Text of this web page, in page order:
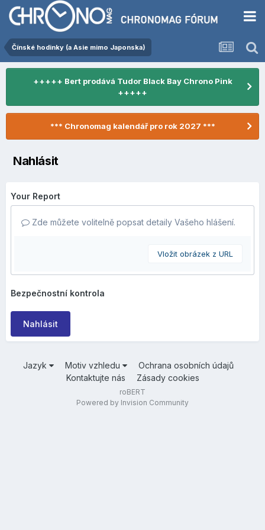
Čínské hodinky (a Asie mimo Japonska)
+++++ Bert prodává Tudor Black Bay Chrono Pink
+++++
*** Chronomag kalendář pro rok 2027 ***
Nahlásit
Your Report
Zde můžete volitelně popsat detaily Vašeho hlášení.
Vložit obrázek z URL
Bezpečnostní kontrola
Nahlásit
Jazyk Motiv vzhledu
Ochrana osobních údajů
Kontaktujte nás
Zásady cookies
roBERT
Powered by Invision Community